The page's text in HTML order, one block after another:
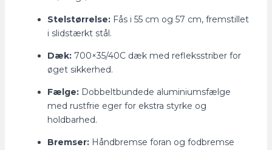
Stelstørrelse:Fås i 55 cm og 57 cm, fremstillet
i slidstærkt stål.
Dæk:700×35/40C dæk med refleksstriber for
øget sikkerhed.
Fælge:Dobbeltbundede aluminiumsfælge
med rustfrie eger for ekstra styrke og
holdbarhed.
Bremser:Håndbremse foran og fodbremse